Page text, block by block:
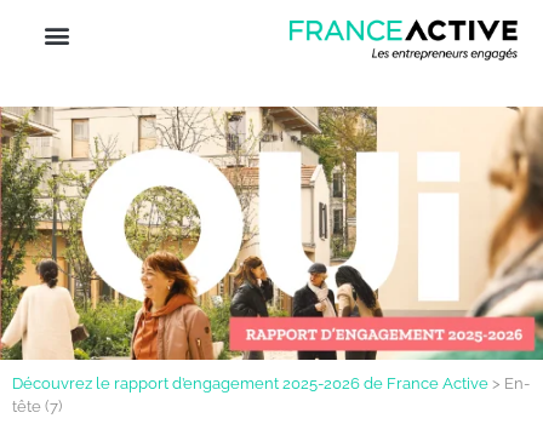
Découvrez le rapport d’engagement 2025-2026 de France Active > En-
tête (7)